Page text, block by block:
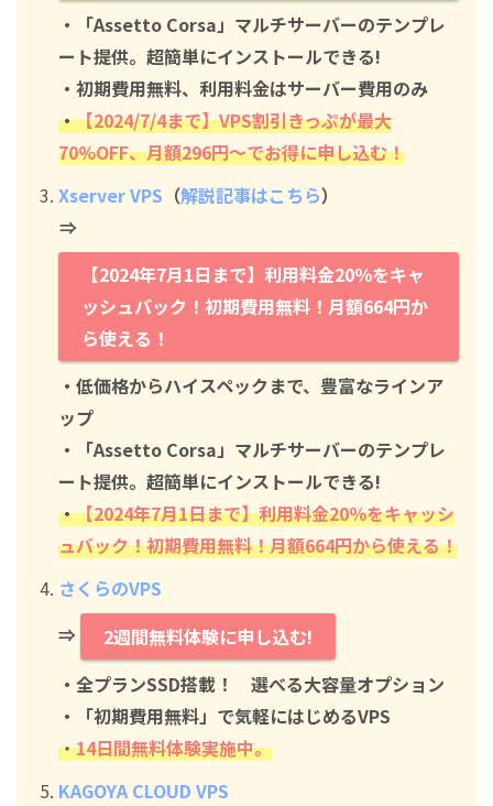
・「Assetto Corsa」マルチサーバーのテンプレ
ート提供。超簡単にインストールできる!
・初期費用無料、利用料金はサーバー費用のみ
・【2024/7/4まで】VPS割引きっぷが最大
70%OFF、月額296円～でお得に申し込む！
Xserver VPS （解説記事はこちら）
⇒
【2024年7月1日まで】利用料金20％をキャ
ッシュバック！初期費用無料！月額664円か
ら使える！
・低価格からハイスペックまで、豊富なラインア
ップ
・「Assetto Corsa」マルチサーバーのテンプレ
ート提供。超簡単にインストールできる!
・【2024年7月1日まで】利用料金20％をキャッシ
ュバック！初期費用無料！月額664円から使える！
さくらのVPS
⇒
2週間無料体験に申し込む!
・全プランSSD搭載！ 選べる大容量オプション
・「初期費用無料」で気軽にはじめるVPS
・14日間無料体験実施中。
KAGOYA CLOUD VPS